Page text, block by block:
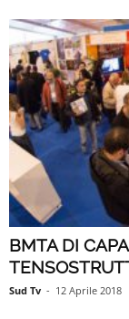
BMTA DI
Sud Tv - 12 Aprile 2018